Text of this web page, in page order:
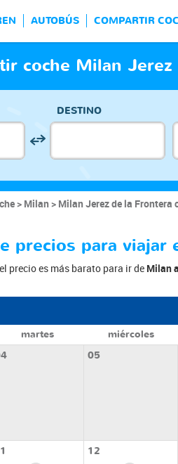
AUTOBÚS COMPARTIR
coche Milan
DESTINO
Milan Milan Jerez de la Frontera
precios para
precio es más barato para ir de Milan
martes miércoles
05
12